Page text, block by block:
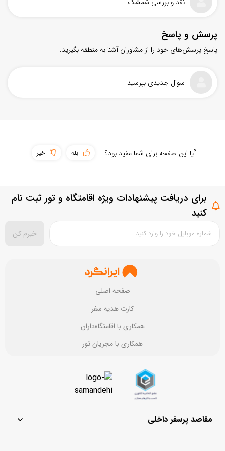
پوشش اینترنت
سطح امکانات
تمیزی مقصد
پرسش و پاسخ
پاسخ پرسش‌های خود را از مشاوران آشنا به منطقه بگیرید.
سوال جدیدی بپرسید
بستن ثبت سوال
آیا این صفحه برای شما مفید بود؟ بله خیر
برای دریافت پیشنهادات ویژه اقامتگاه و تور ثبت نام
کنید
خبرم کن
همکاری با مجریان تور
همکاری با اقامتگاه‌داران
کارت هدیه سفر
صفحه اصلی
مقاصد پرسفر داخلی